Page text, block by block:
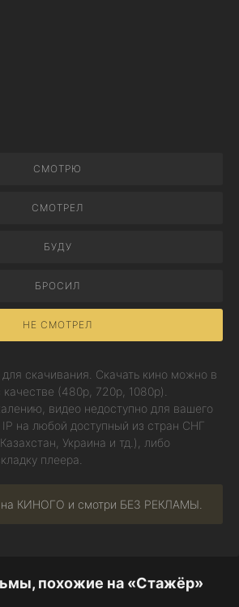
СМОТРЮ
СМОТРЕЛ
БУДУ
БРОСИЛ
НЕ СМОТРЕЛ
скачивания. Скачать кино можно в
(480p, 720p, 1080p).
видео недоступно для вашего
на любой доступный из стран СНГ
Украина и тд.), либо
плеера.
на КИНОГО и смотри БЕЗ РЕКЛАМЫ.
похожие на «Стажёр»